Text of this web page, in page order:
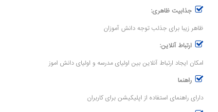
جذابیت ظاهری:
ظاهر زیبا برای جذلب توجه دانش آموزان
ارتباط آنلاین:
امکان ایجاد ارتباط آنلاین بین اولیای مدرسه و اولیای دانش اموز
راهنما
دارای راهنمای استفاده از اپلیکیشن برای کاربران